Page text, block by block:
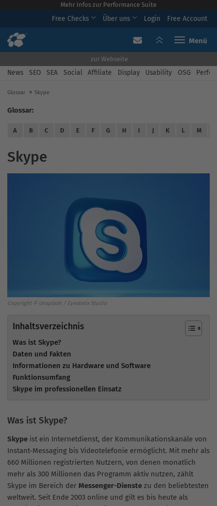
Mehr Infos zur Performance Suite
Free Checks Über uns Login Free Account
Toggle
zur Webseite
News SEO SEA Social Affiliate Display Usability OSG
Glossar Skype
Glossar:
A B C D E F G H I J K L M
Skype
Copyright © Unsplash / Eyestetix Studio
Inhaltsverzeichnis
Was ist Skype?
Daten und Fakten
Informationen zu Hardware und Software
Funktionsumfang
Skype im professionellen Einsatz
Was ist Skype?
Skype ist ein Internetdienst, der Kommunikationskanäle von
Instant-Messaging bis Videotelefonie ermöglicht. Mit mehr als
660 Millionen registrierten Nutzern, von denen monatlich
mehr als 300 Millionen das Programm aktiv nutzen, zählt
Skype im Bereich der Messenger-Dienste zu den beliebtesten
weltweit. Seit Ende 2003 online und gilt es bis heute als